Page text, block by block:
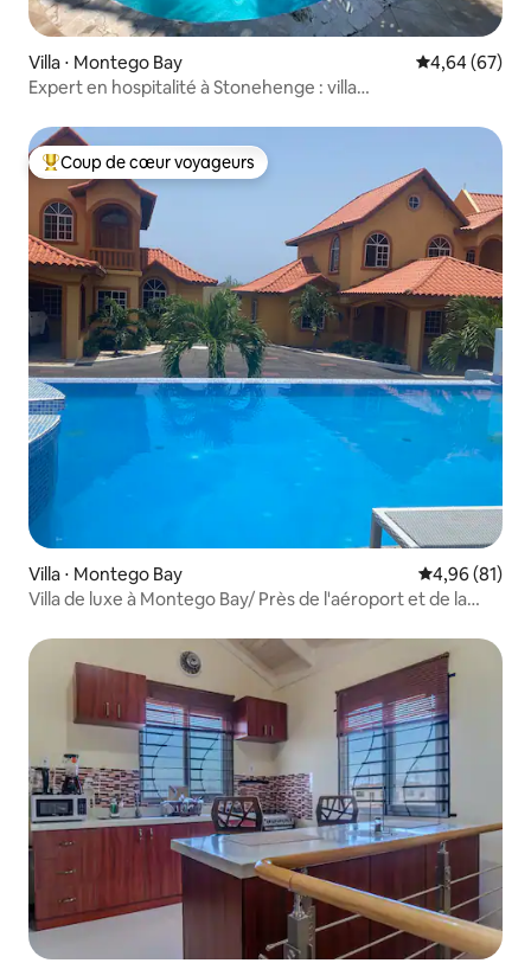
Villa ⋅ Montego Bay Évaluation
4,64 (67)
Expert en hospitalité à Stonehenge : villa
Coups de cœur voyageurs les plus appréciés
Coup de cœur voyageurs
Villa ⋅ Montego Bay Évaluation
4,96 (81)
Villa de luxe à Montego Bay/ Près de l'aéroport et de la